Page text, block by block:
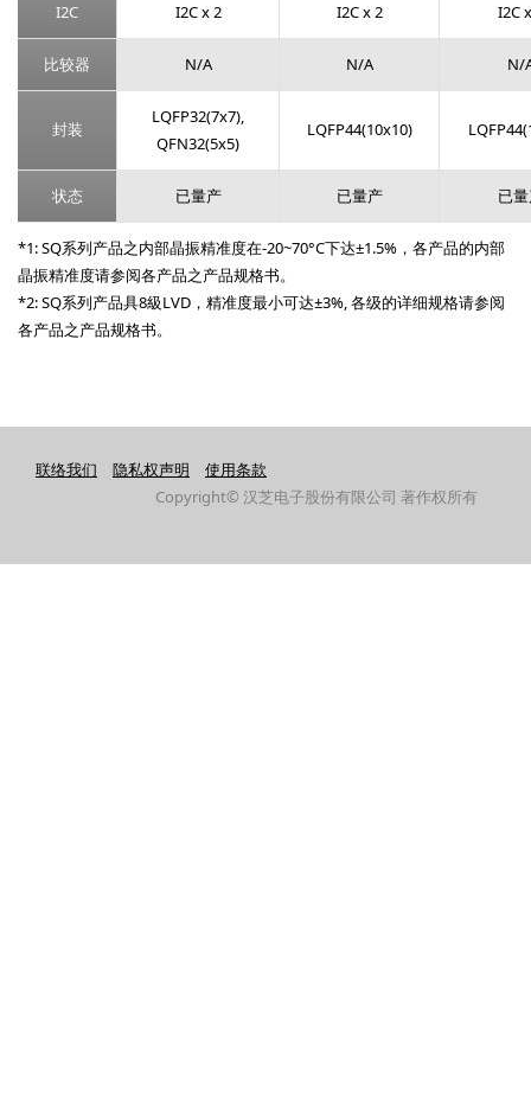
I2C I2C x 2 I2C x 2 I2C
比较器 N/A N/A N/
封装
LQFP32(7x7),
QFN32(5x5)
LQFP44(10x10)
状态 已量产 已量产 已
*1: SQ系列产品之内部晶振精准度在-20~70°C下达±1.5%，各产品的内部
晶振精准度请参阅各产品之产品规格书。
*2: SQ系列产品具8級LVD，精准度最小可达±3%, 各级的详细规格请参阅
各产品之产品规格书。
联络我们 隐私权声明
使用条款
Copyright© 汉芝电子股份有限公司 著作权所有